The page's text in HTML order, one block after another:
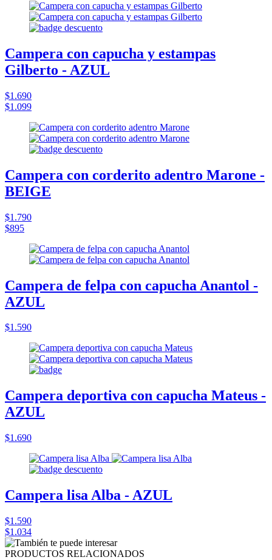
Campera con capucha y estampas
Gilberto - AZUL
$1.690
$1.099
Campera con corderito adentro Marone -
BEIGE
$1.790
$895
Campera de felpa con capucha Anantol -
AZUL
$1.590
Campera deportiva con capucha Mateus -
AZUL
$1.690
Campera lisa Alba - AZUL
$1.590
$1.034
PRODUCTOS RELACIONADOS